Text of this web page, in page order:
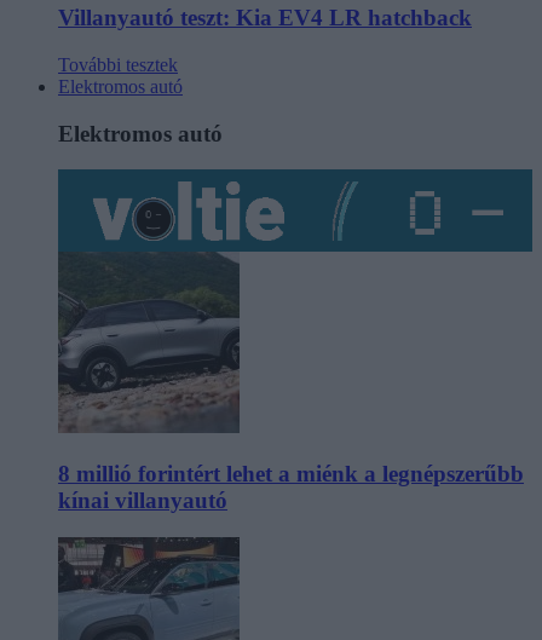
Villanyautó teszt: Kia EV4 LR hatchback
További tesztek
Elektromos autó
Elektromos autó
8 millió forintért lehet a miénk a legnépszerűbb
kínai villanyautó